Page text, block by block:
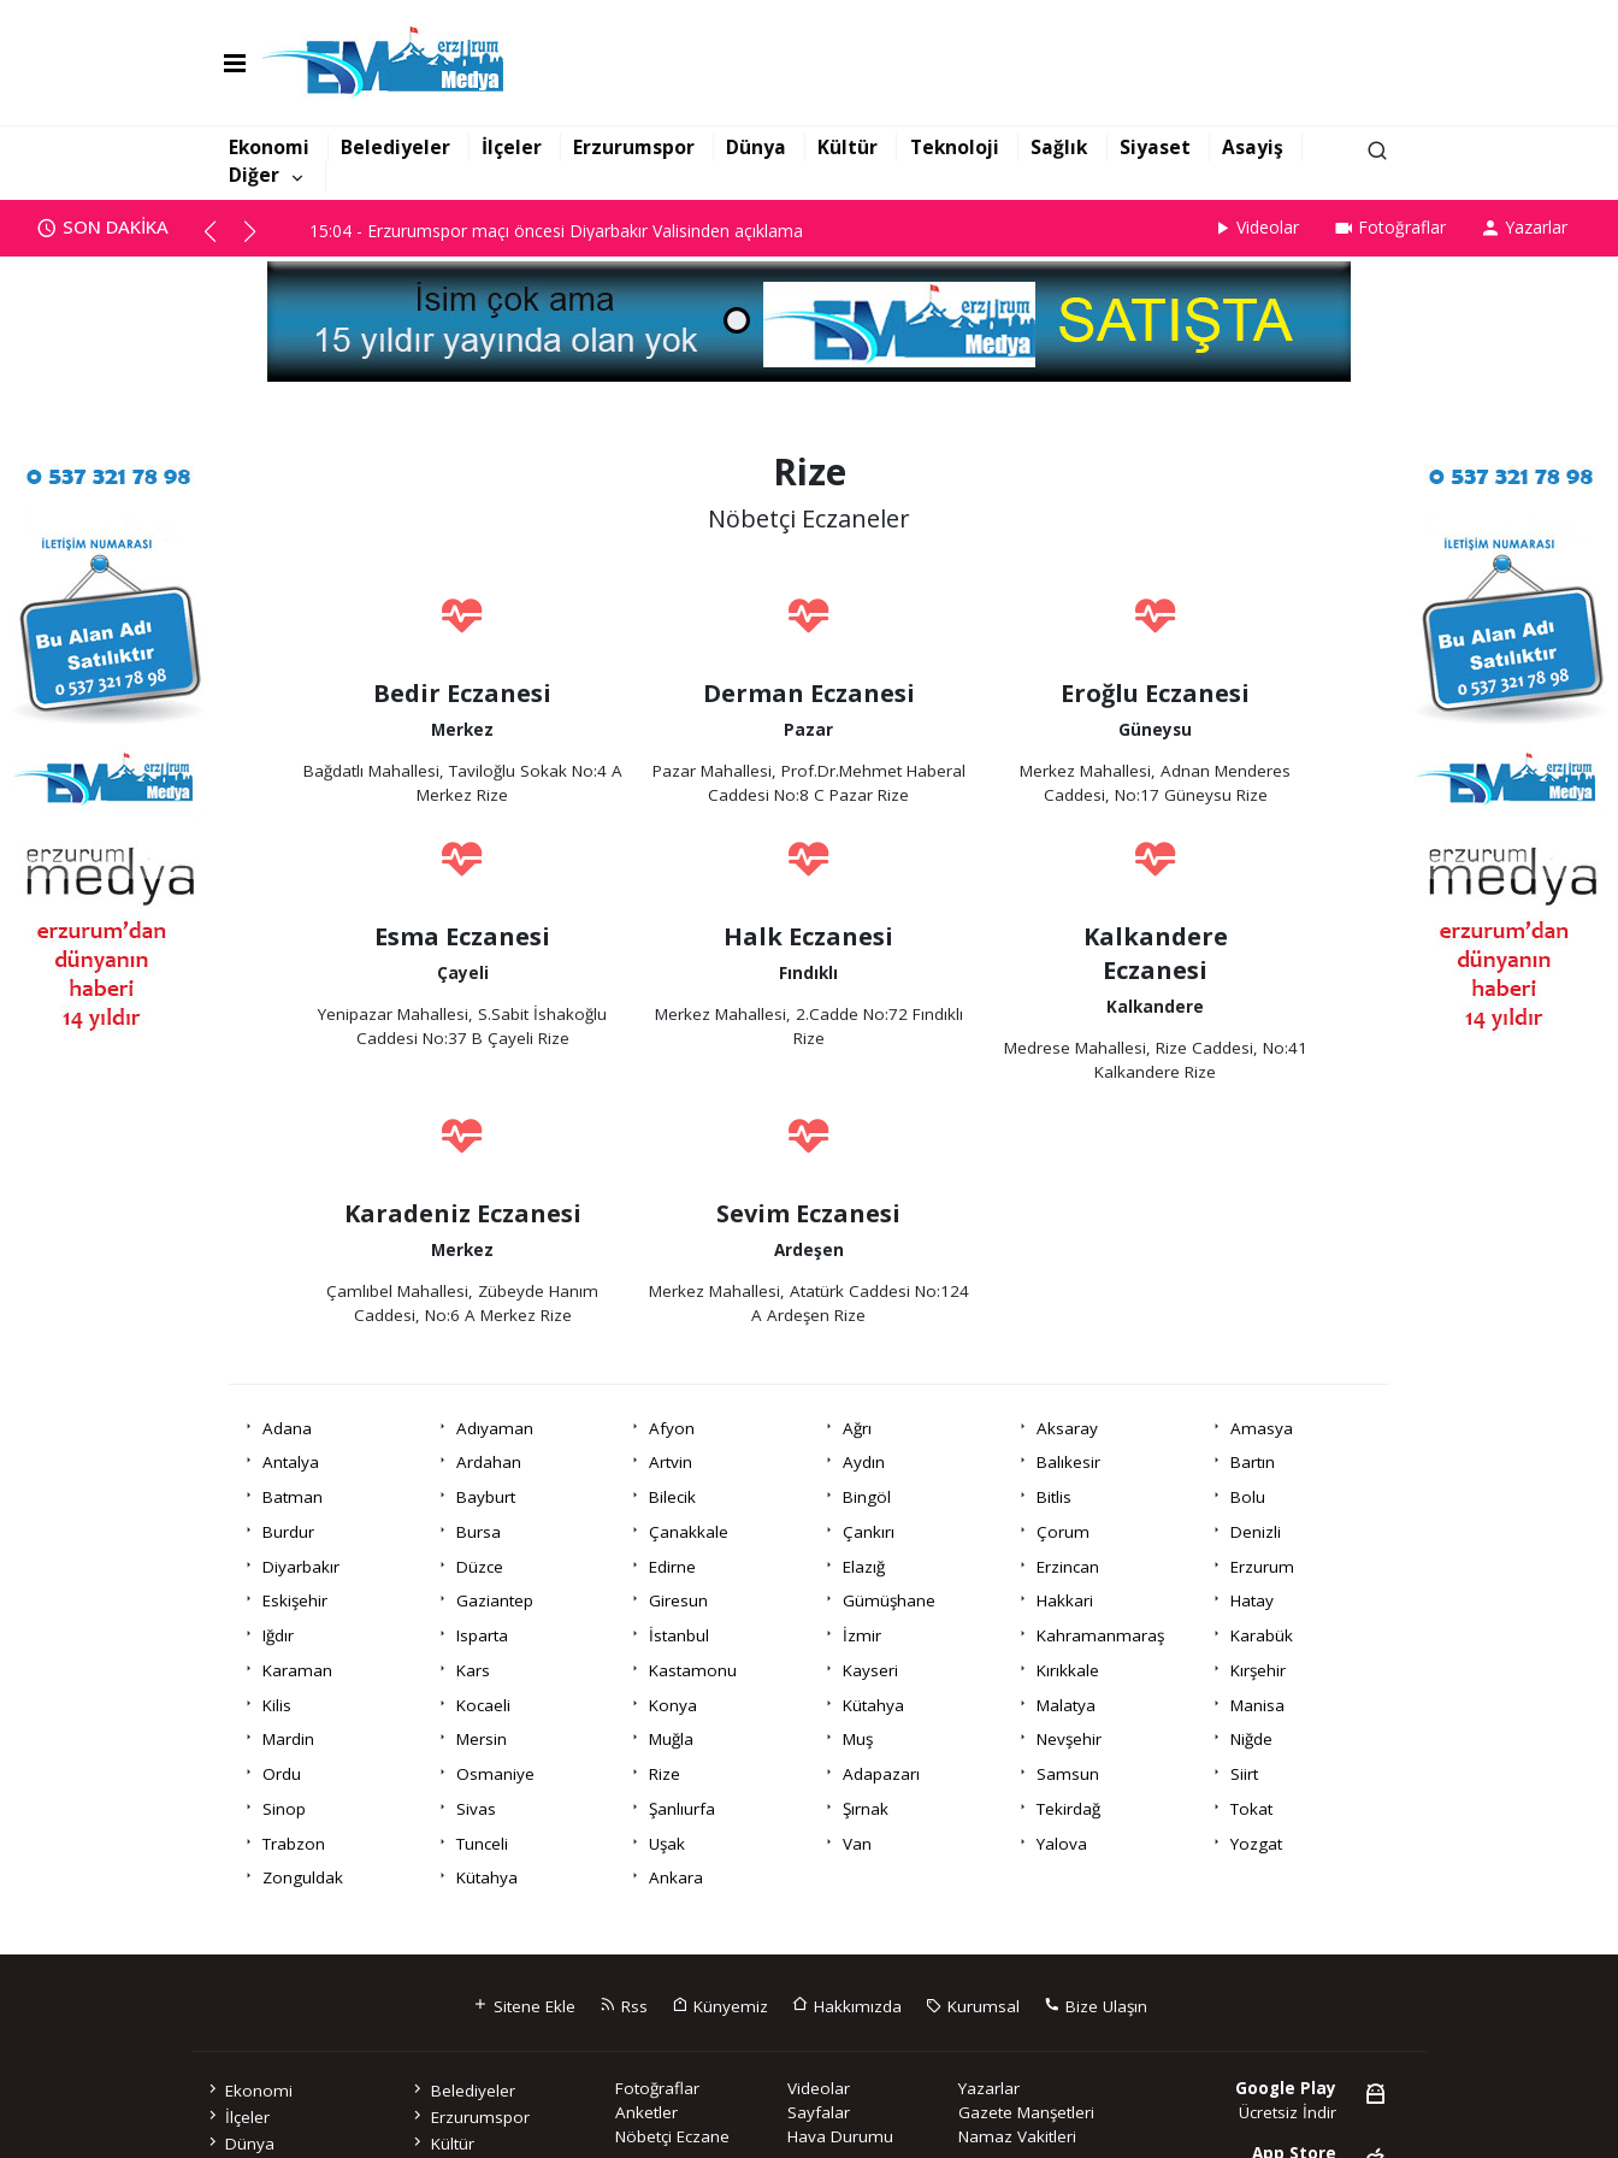
Ekonomi Belediyeler İlçeler Erzurumspor Dünya Kültür Teknoloji Sağlık Siyaset
Asayiş
Diğer
SON DAKİKA
14:45 - Başsavcılık; "Yanan dosyalar dijital sistemde kayıtlı."
15:04 - Erzurumspor maçı öncesi Diyarbakır Valisinden açıklama
15:04 - Erzurumspor maçı öncesi Diyarbakır Valisinden açıklama Videolar Fotoğraflar Yazarlar
Rize
Nöbetçi Eczaneler
Bedir Eczanesi
Merkez
Bağdatlı Mahallesi, Taviloğlu Sokak No:4 A
Merkez Rize
Derman Eczanesi
Pazar
Pazar Mahallesi, Prof.Dr.Mehmet Haberal
Caddesi No:8 C Pazar Rize
Eroğlu Eczanesi
Güneysu
Merkez Mahallesi, Adnan Menderes
Caddesi, No:17 Güneysu Rize
Esma Eczanesi
Çayeli
Yenipazar Mahallesi, S.Sabit İshakoğlu
Caddesi No:37 B Çayeli Rize
Halk Eczanesi
Fındıklı
Merkez Mahallesi, 2.Cadde No:72 Fındıklı
Rize
Kalkandere
Eczanesi
Kalkandere
Medrese Mahallesi, Rize Caddesi, No:41
Kalkandere Rize
Karadeniz Eczanesi
Merkez
Çamlıbel Mahallesi, Zübeyde Hanım
Caddesi, No:6 A Merkez Rize
Sevim Eczanesi
Ardeşen
Merkez Mahallesi, Atatürk Caddesi No:124
A Ardeşen Rize
Adana Adıyaman Afyon Ağrı Aksaray
Amasya
Antalya
Ardahan Artvin Aydın Balıkesir
Bartın
Batman
Bayburt Bilecik Bingöl Bitlis
Bolu
Burdur
Bursa Çanakkale Çankırı Çorum
Denizli
Diyarbakır
Düzce Edirne Elazığ Erzincan
Erzurum
Eskişehir
Gaziantep Giresun Gümüşhane Hakkari
Hatay
Iğdır
Isparta İstanbul İzmir Kahramanmaraş
Karabük
Karaman
Kars Kastamonu Kayseri Kırıkkale
Kırşehir
Kilis
Kocaeli Konya Kütahya Malatya
Manisa
Mardin
Mersin Muğla Muş Nevşehir
Niğde
Ordu
Osmaniye Rize Adapazarı Samsun
Siirt
Sinop
Sivas Şanlıurfa Şırnak Tekirdağ
Tokat
Trabzon
Tunceli Uşak Van Yalova
Yozgat
Zonguldak
Kütahya Ankara
Sitene Ekle Rss Künyemiz Hakkımızda Kurumsal Bize Ulaşın
Ekonomi
Belediyeler
İlçeler
Erzurumspor
Dünya
Kültür
Fotoğraflar Videolar
Yazarlar
Anketler
Sayfalar
Gazete Manşetleri
Nöbetçi Eczane
Hava Durumu Namaz Vakitleri
Google Play
Ücretsiz İndir
App Store